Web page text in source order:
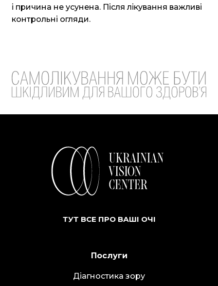
і причина не усунена. Після лікування важливі
контрольні огляди.
ТУТ ВСЕ ПРО ВАШІ ОЧІ
Послуги
Діагностика зору